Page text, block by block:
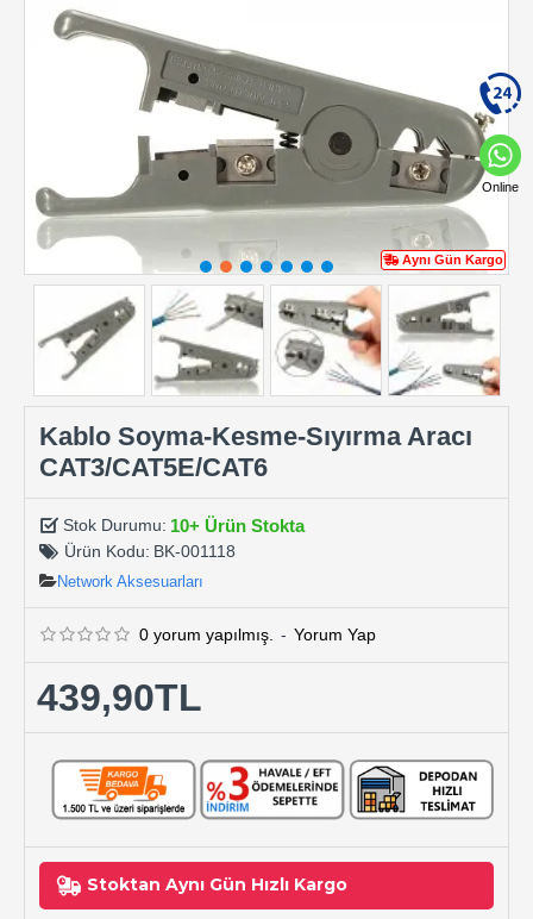
Aynı Gün Kargo
Kablo Soyma-Kesme-Sıyırma Aracı
CAT3/CAT5E/CAT6
Stok Durumu: 10+ Ürün Stokta
Ürün Kodu: BK-001118
Network Aksesuarları
0 yorum yapılmış. - Yorum Yap
439,90TL
Stoktan Aynı Gün Hızlı Kargo
Online